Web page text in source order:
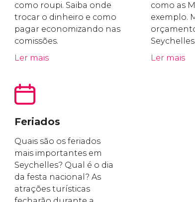
como roupi. Saiba onde
trocar o dinheiro e como
pagar economizando nas
comissões.
Ler mais
como as
exemplo.
Seychelles.
Ler mais
Feriados
Quais são os feriados
mais importantes em
Seychelles? Qual é o dia
da festa nacional? As
atrações turísticas